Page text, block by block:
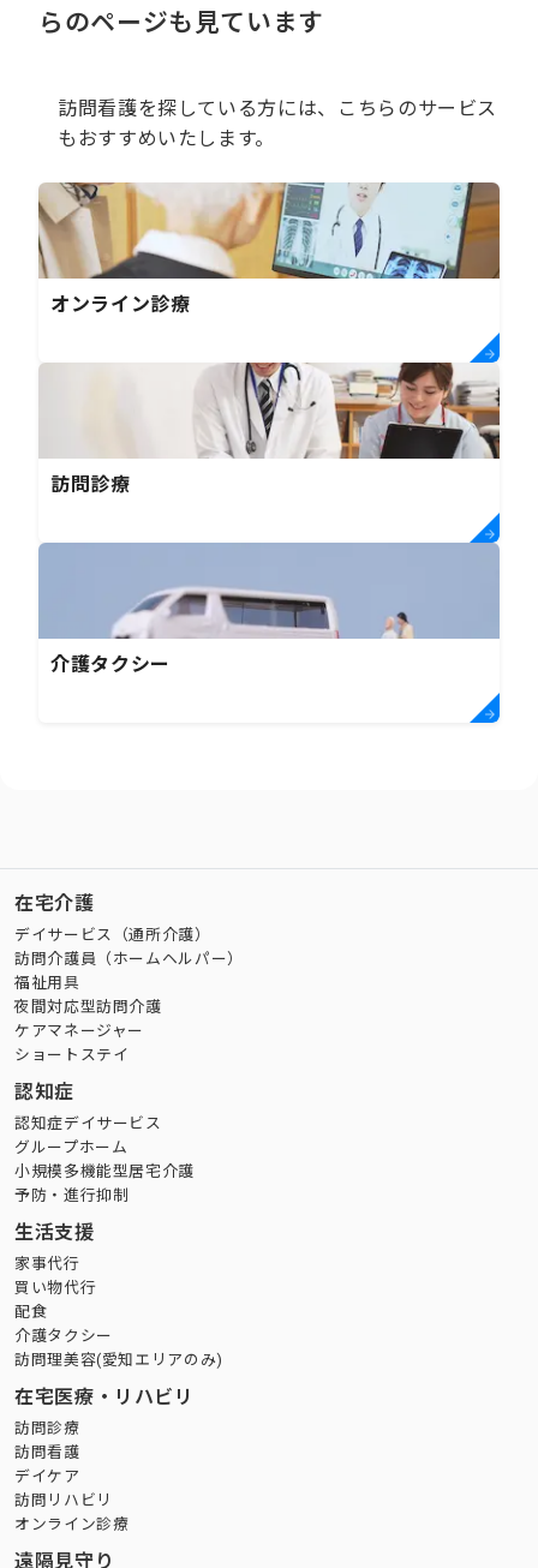
らのページも見ています
訪問看護を探している方には、こちらのサービス
もおすすめいたします。
オンライン診療
訪問診療
介護タクシー
在宅介護
デイサービス（通所介護）
訪問介護員（ホームヘルパー）
福祉用具
夜間対応型訪問介護
ケアマネージャー
ショートステイ
認知症
認知症デイサービス
グループホーム
小規模多機能型居宅介護
予防・進行抑制
生活支援
家事代行
買い物代行
配食
介護タクシー
訪問理美容(愛知エリアのみ)
在宅医療・リハビリ
訪問診療
訪問看護
デイケア
訪問リハビリ
オンライン診療
遠隔見守り